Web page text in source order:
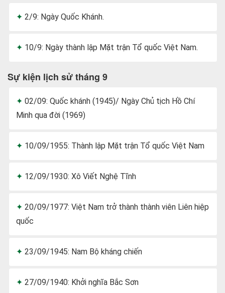
2/9: Ngày Quốc Khánh.
10/9: Ngày thành lập Mặt trận Tổ quốc Việt Nam.
Sự kiện lịch sử tháng 9
02/09: Quốc khánh (1945)/ Ngày Chủ tịch Hồ Chí
Minh qua đời (1969)
10/09/1955: Thành lập Mặt trận Tổ quốc Việt Nam
12/09/1930: Xô Viết Nghệ Tĩnh
20/09/1977: Việt Nam trở thành thành viên Liên hiệp
quốc
23/09/1945: Nam Bộ kháng chiến
27/09/1940: Khởi nghĩa Bắc Sơn